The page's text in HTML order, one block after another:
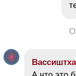
Вассиштха